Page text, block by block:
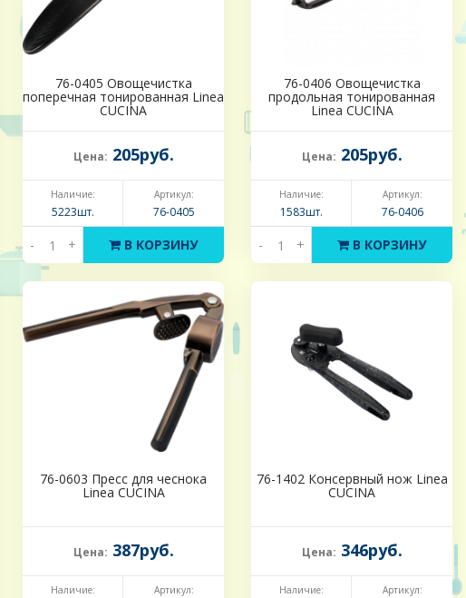
76-0405 Овощечистка
поперечная тонированная Linea
CUCINA
Цена: 205руб.
Наличие:
5223шт.
Артикул:
76-0405
- + В КОРЗИНУ
76-0406 Овощечистка
продольная тонированная
Linea CUCINA
Цена: 205руб.
Наличие:
1583шт.
Артикул:
76-0406
- + В КОРЗИНУ
76-0603 Пресс для чеснока
Linea CUCINA
Цена: 387руб.
Наличие: Артикул:
76-1402 Консервный нож Linea
CUCINA
Цена: 346руб.
Наличие: Артикул: